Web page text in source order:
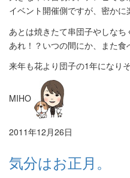
イベント開催側ですが、密か
あとは焼きたて串団子やしなち
あれ！？いつの間にか、また
来年も花より団子の1年になり
MIHO
2011年12月26日
気分はお正月。